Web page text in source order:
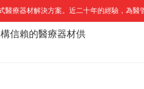
醫療器材解決方案。近二十年的經驗，為醫